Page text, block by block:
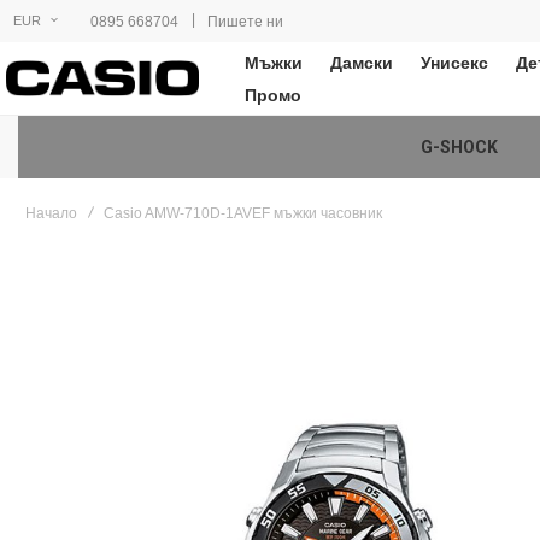
EUR 0895 668704 | Пишете ни
Мъжки Дамски Унисекс
Промо
G-SHOCK
Начало Casio AMW-710D-1AVEF мъжки часовник